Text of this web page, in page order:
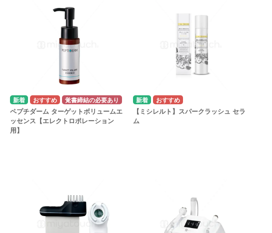
覚書締結の必要あり
ペプチダーム ターゲットボリュームエ
ッセンス【エレクトロポレーション
用】
【ミシレルト】スパークラッシュ セラ
ム